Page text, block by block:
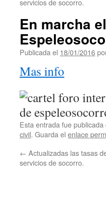
servicios de socorro.
En marcha
Publicada el 18/01/2016
Mas info
Esta entrada fue publicada
civil. Guarda el enlace
← Actualizadas las tasas
servicios de socorro.